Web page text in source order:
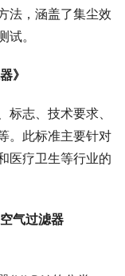
法，涵盖了集尘效
。
》
志、技术要求、
。此标准主要针对
医疗卫生等行业的
气过滤器